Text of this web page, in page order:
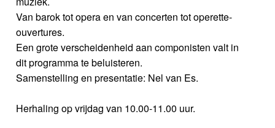
Van barok tot opera en van concerten tot operette-
ouvertures.
Een grote verscheidenheid aan componisten valt in
dit programma te beluisteren.
Samenstelling en presentatie: Nel van Es.
Herhaling op vrijdag van 10.00-11.00 uur.